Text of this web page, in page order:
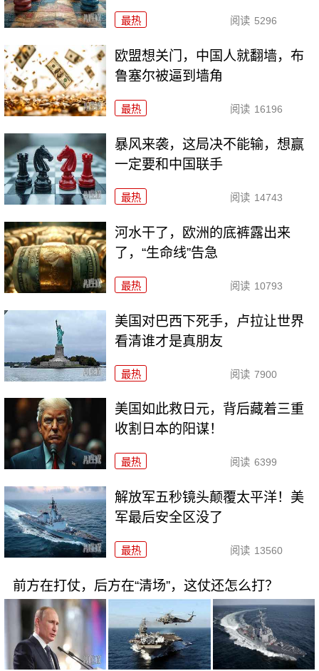
最热 阅读 5296
欧盟想关门，中国人就翻墙，布
鲁塞尔被逼到墙角
最热 阅读 16196
暴风来袭，这局决不能输，想赢
一定要和中国联手
最热 阅读 14743
河水干了，欧洲的底裤露出来
了，“生命线”告急
最热 阅读 10793
美国对巴西下死手，卢拉让世界
看清谁才是真朋友
最热 阅读 7900
美国如此救日元，背后藏着三重
收割日本的阳谋！
最热 阅读 6399
解放军五秒镜头颠覆太平洋！美
军最后安全区没了
最热 阅读 13560
前方在打仗，后方在“清场”，这仗还怎么打？